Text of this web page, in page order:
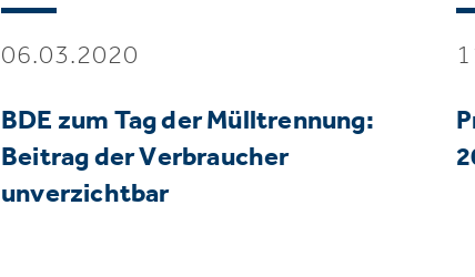
06.03.2020
BDE zum Tag der Mülltrennung:
Beitrag der Verbraucher
unverzichtbar